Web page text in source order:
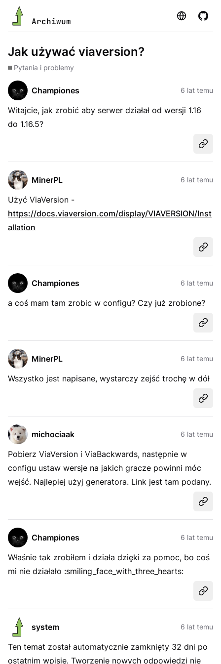
Archiwum Strona
Jak używać viaversion?
Pytania i problemy
Championes 6 lat temu
Witajcie, jak zrobić aby serwer działał od wersji 1.16
do 1.16.5?
MinerPL 6 lat temu
Użyć ViaVersion -
https://docs.viaversion.com/display/VIAVERSION/Inst
allation
Championes 6 lat temu
a coś mam tam zrobic w configu? Czy już zrobione?
MinerPL 6 lat temu
Wszystko jest napisane, wystarczy zejść trochę w dół
michociaak 6 lat temu
Pobierz ViaVersion i ViaBackwards, następnie w
configu ustaw wersje na jakich gracze powinni móc
wejść. Najlepiej użyj generatora. Link jest tam podany.
Championes 6 lat temu
Właśnie tak zrobiłem i działa dzięki za pomoc, bo coś
mi nie działało :smiling_face_with_three_hearts:
system 6 lat temu
Ten temat został automatycznie zamknięty 32 dni po
ostatnim wpisie. Tworzenie nowych odpowiedzi nie